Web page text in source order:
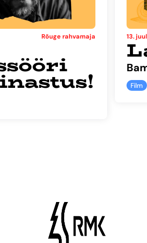
Rõuge rahvamaja 13.
Film